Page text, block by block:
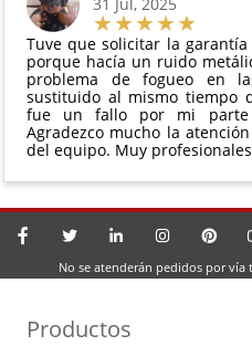
Tuve que solicitar la
porque hacía un ruido
problema de fogueo en
sustituido al mismo tiempo
fue un fallo por mi parte
Agradezco mucho la
del equipo. Muy
No se atenderán pedidos por
Productos